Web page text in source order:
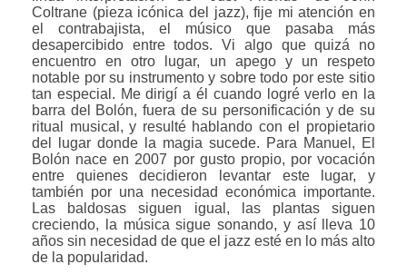
Coltrane (pieza icónica del jazz), fije mi atención en
el contrabajista, el músico que pasaba más
desapercibido entre todos. Vi algo que quizá no
encuentro en otro lugar, un apego y un respeto
notable por su instrumento y sobre todo por este sitio
tan especial. Me dirigí a él cuando logré verlo en la
barra del Bolón, fuera de su personificación y de su
ritual musical, y resulté hablando con el propietario
del lugar donde la magia sucede. Para Manuel, El
Bolón nace en 2007 por gusto propio, por vocación
entre quienes decidieron levantar este lugar, y
también por una necesidad económica importante.
Las baldosas siguen igual, las plantas siguen
creciendo, la música sigue sonando, y así lleva 10
años sin necesidad de que el jazz esté en lo más alto
de la popularidad.